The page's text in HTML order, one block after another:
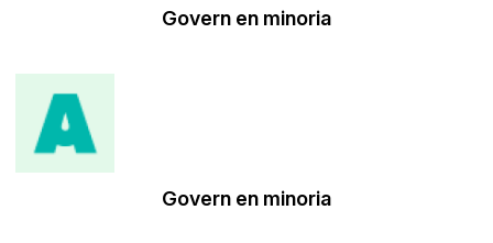
Govern en minoria
Govern en minoria